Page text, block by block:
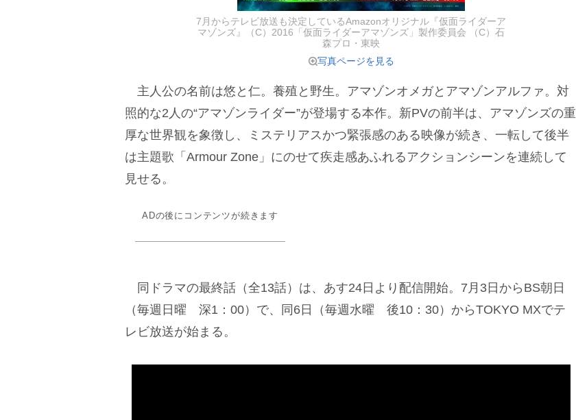
7月からテレビ放送も決定しているAmazonオリジナル『仮面ライダーア
マゾンズ』（C）2016「仮面ライダーアマゾンズ」製作委員会 （C）石
森プロ・東映
写真ページを見る
主人公の名前は悠と仁。養殖と野生。アマゾンオメガとアマゾンアルファ。対
照的な2人の“アマゾンライダー”が登場する本作。新PVの前半は、アマゾンズの重
厚な世界観を象徴し、ミステリアスかつ緊張感のある映像が続き、一転して後半
は主題歌「Armour Zone」にのせて疾走感あふれるアクションシーンを連続して
見せる。
ADの後にコンテンツが続きます
同ドラマの最終話（全13話）は、あす24日より配信開始。7月3日からBS朝日
（毎週日曜 深1：00）で、同6日（毎週水曜 後10：30）からTOKYO MXでテ
レビ放送が始まる。